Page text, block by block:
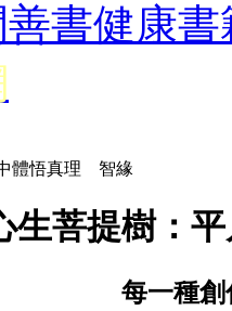
善書健康書
體悟真理 智緣
生菩提樹：
每一種